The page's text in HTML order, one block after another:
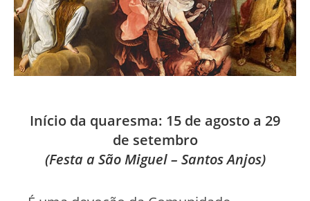
Início da quaresma: 15 de agosto a 29
de setembro
(Festa a São Miguel – Santos Anjos)